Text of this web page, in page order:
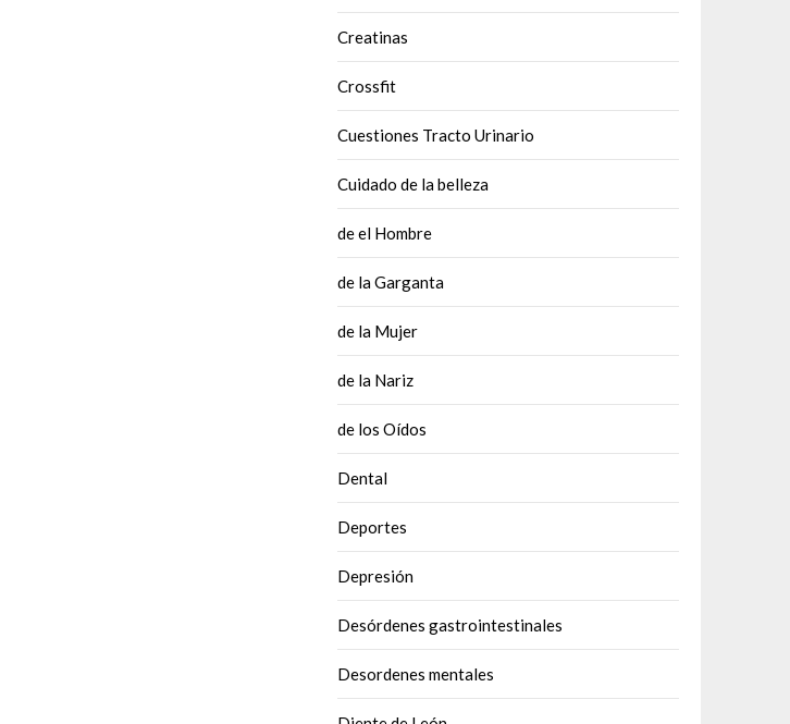
Creatinas
Crossfit
Cuestiones Tracto Urinario
Cuidado de la belleza
de el Hombre
de la Garganta
de la Mujer
de la Nariz
de los Oídos
Dental
Deportes
Depresión
Desórdenes gastrointestinales
Desordenes mentales